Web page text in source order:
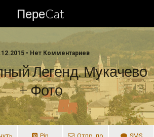
ПереCat
• Нет Комментариев
Легенд. Мукачево
+ Фото